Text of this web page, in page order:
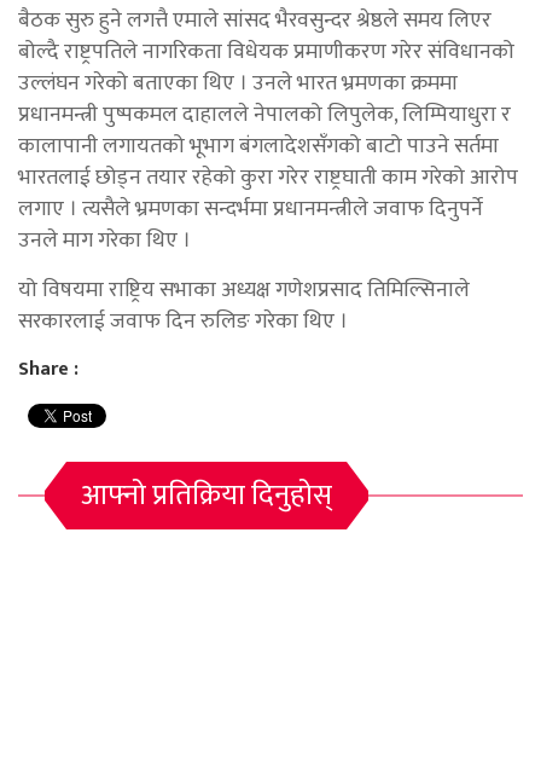
बैठक सुरु हुने लगत्तै एमाले सांसद भैरवसुन्दर श्रेष्ठले समय लिएर
बोल्दै राष्ट्रपतिले नागरिकता विधेयक प्रमाणीकरण गरेर संविधानको
उल्लंघन गरेको बताएका थिए । उनले भारत भ्रमणका क्रममा
प्रधानमन्त्री पुष्पकमल दाहालले नेपालको लिपुलेक, लिम्पियाधुरा र
कालापानी लगायतको भूभाग बंगलादेशसँगको बाटो पाउने सर्तमा
भारतलाई छोड्न तयार रहेको कुरा गरेर राष्ट्रघाती काम गरेको आरोप
लगाए । त्यसैले भ्रमणका सन्दर्भमा प्रधानमन्त्रीले जवाफ दिनुपर्ने
उनले माग गरेका थिए ।
यो विषयमा राष्ट्रिय सभाका अध्यक्ष गणेशप्रसाद तिमिल्सिनाले
सरकारलाई जवाफ दिन रुलिङ गरेका थिए ।
Share :
आफ्नो प्रतिक्रिया दिनुहोस्